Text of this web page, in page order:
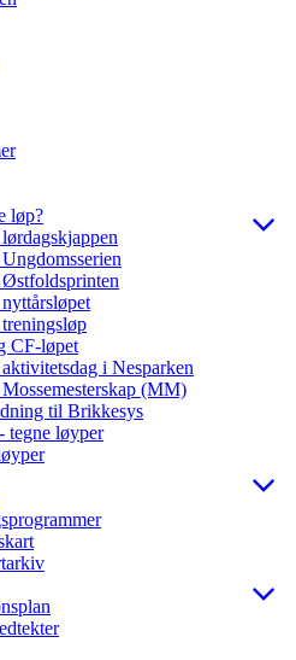
løp?
CF-løpet
i Nesparken
(MM)
til Brikkesys
tegne løyper